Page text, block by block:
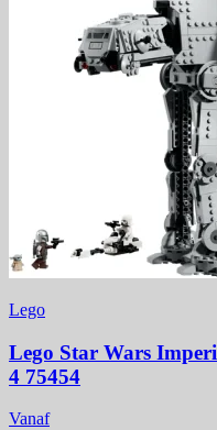
Lego
Lego Star Wars
4 75454
Vanaf